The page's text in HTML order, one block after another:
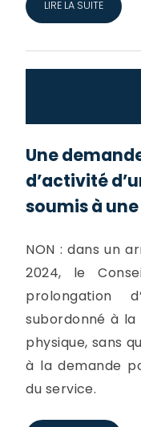
LIRE LA SUITE
Une
d’activité
soumis à
NON : dans un
2024, le
prolongation
subordonné à la
physique, sans
à la demande
du service.